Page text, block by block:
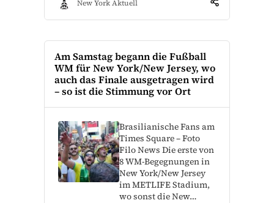
New York Aktuell
Am Samstag begann die Fußball
WM für New York/New Jersey, wo
auch das Finale ausgetragen wird
– so ist die Stimmung vor Ort
Brasilianische Fans am
Times Square – Foto
Filo News Die erste von
8 WM-Begegnungen in
New York/New Jersey
im METLIFE Stadium,
wo sonst die New…